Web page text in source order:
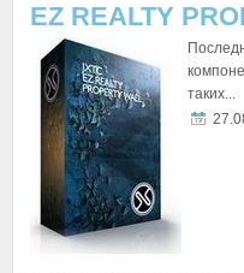
EZ REALTY
таких...